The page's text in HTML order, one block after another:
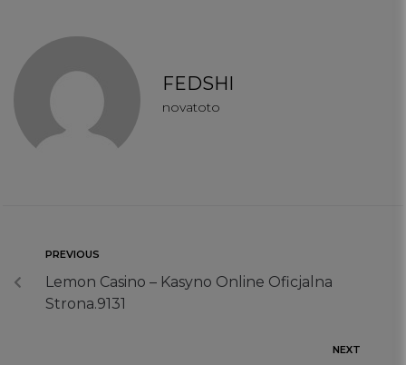
FEDSHI
novatoto
PREVIOUS
Lemon Casino – Kasyno Online Oficjalna
Strona.9131
NEXT